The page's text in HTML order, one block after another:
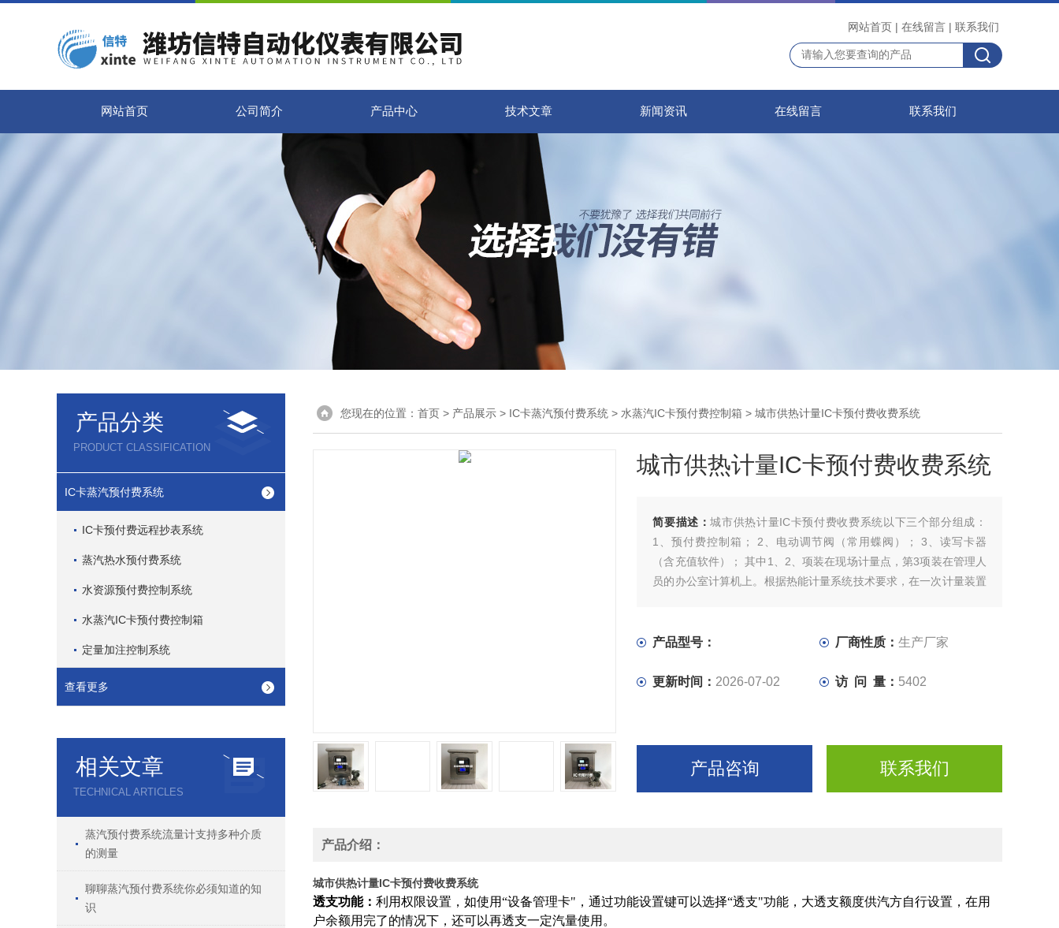
网站首页 | 在线留言 | 联系我们
网站首页 公司简介 产品中心 技术文章 新闻资讯 在线留言 联系我们
产品分类
PRODUCT CLASSIFICATION
IC卡蒸汽预付费系统
IC卡预付费远程抄表系统
蒸汽热水预付费系统
水资源预付费控制系统
水蒸汽IC卡预付费控制箱
定量加注控制系统
查看更多
相关文章
TECHNICAL ARTICLES
蒸汽预付费系统流量计支持多种介质
的测量
聊聊蒸汽预付费系统你必须知道的知
识
您现在的位置： 首页 > 产品展示 > IC卡蒸汽预付费系统 > 水蒸汽IC卡预付费控制箱 > 城市供热计量IC卡预付费收费系统
城市供热计量IC卡预付费收费系统
简要描述：城市供热计量IC卡预付费收费系统以下三个部分组成：
1、预付费控制箱； 2、电动调节阀（常用蝶阀）； 3、读写卡器
（含充值软件）； 其中1、2、项装在现场计量点，第3项装在管理人
员的办公室计算机上。根据热能计量系统技术要求，在一次计量装置
产品型号： 厂商性质：生产厂家
更新时间： 2026-07-02 访 问 量： 5402
产品咨询 联系我们
产品介绍：
城市供热计量IC卡预付费收费系统
透支功能： 利用权限设置，如使用“设备管理卡" ，通过功能设置键可以选择“透支"功能，大透支额度供汽方自行设置，在用
户余额用完了的情况下，还可以再透支一定汽量使用。